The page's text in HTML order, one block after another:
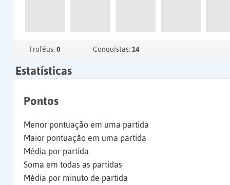
Troféus: 0 Conquistas: 14
Estatísticas
Pontos
Menor pontuação em uma partida
Maior pontuação em uma partida
Média por partida
Soma em todas as partidas
Média por minuto de partida